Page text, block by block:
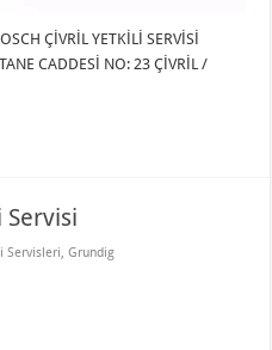
ÇİVRİL YETKİLİ SERVİSİ
CADDESİ NO: 23 ÇİVRİL /
Servisleri,Grundig